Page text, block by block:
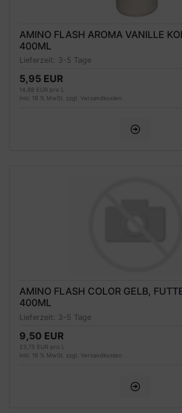
AMINO FLASH AROMA VANILLE
400ML
Lieferzeit: 3-5 Tage
5,95 EUR
14,88 EUR pro L
inkl. 19 % MwSt. zzgl. Versandkosten
AMINO FLASH COLOR GELB,
400ML
Lieferzeit: 3-5 Tage
9,50 EUR
23,75 EUR pro L
inkl. 19 % MwSt. zzgl. Versandkosten